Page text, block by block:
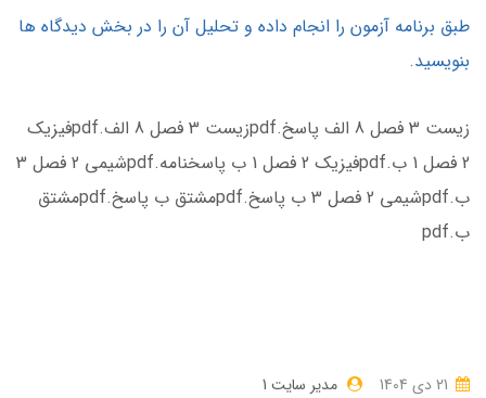
طبق برنامه آزمون را انجام داده و تحلیل آن را در بخش دیدگاه ها
بنویسید.
زیست 3 فصل 8 الف پاسخ.pdf زیست 3 فصل 8 الف.pdf
فیزیک
2 فصل 1 ب.pdf
فیزیک 2 فصل 1 ب پاسخنامه.pdf
شیمی 2 فصل 3
ب.pdf
شیمی 2 فصل 3 ب پاسخ.pdf مشتق ب پاسخ.pdf
مشتق
ب.pdf
مدیر سایت 1